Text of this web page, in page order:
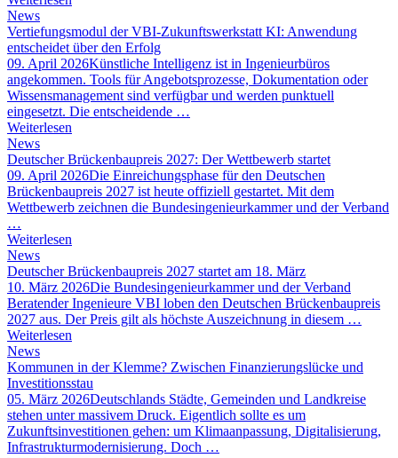
News
Vertiefungsmodul der VBI-Zukunftswerkstatt KI: Anwendung
entscheidet über den Erfolg
09. April 2026Künstliche Intelligenz ist in Ingenieurbüros
angekommen. Tools für Angebotsprozesse, Dokumentation oder
Wissensmanagement sind verfügbar und werden punktuell
eingesetzt. Die entscheidende …
Weiterlesen
News
Deutscher Brückenbaupreis 2027: Der Wettbewerb startet
09. April 2026Die Einreichungsphase für den Deutschen
Brückenbaupreis 2027 ist heute offiziell gestartet. Mit dem
Wettbewerb zeichnen die Bundesingenieurkammer und der Verband
…
Weiterlesen
News
Deutscher Brückenbaupreis 2027 startet am 18. März
10. März 2026Die Bundesingenieurkammer und der Verband
Beratender Ingenieure VBI loben den Deutschen Brückenbaupreis
2027 aus. Der Preis gilt als höchste Auszeichnung in diesem …
Weiterlesen
News
Kommunen in der Klemme? Zwischen Finanzierungslücke und
Investitionsstau
05. März 2026Deutschlands Städte, Gemeinden und Landkreise
stehen unter massivem Druck. Eigentlich sollte es um
Zukunftsinvestitionen gehen: um Klimaanpassung, Digitalisierung,
Infrastrukturmodernisierung. Doch …